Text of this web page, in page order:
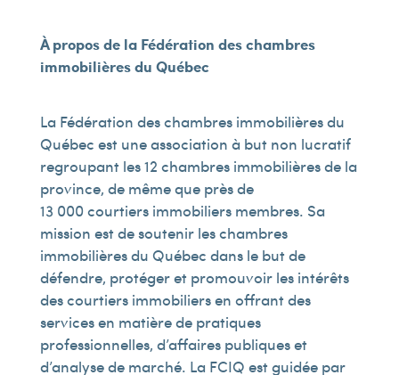
À propos de la Fédération des chambres
immobilières du Québec
La Fédération des chambres immobilières du
Québec est une association à but non lucratif
regroupant les 12 chambres immobilières de la
province, de même que près de
13 000 courtiers immobiliers membres. Sa
mission est de soutenir les chambres
immobilières du Québec dans le but de
défendre, protéger et promouvoir les intérêts
des courtiers immobiliers en offrant des
services en matière de pratiques
professionnelles, d’affaires publiques et
d’analyse de marché. La FCIQ est guidée par